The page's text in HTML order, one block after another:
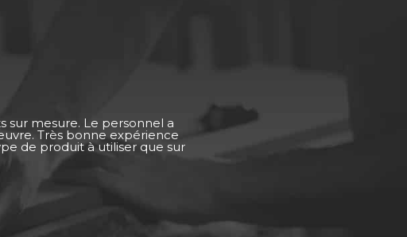
sur mesure. Le personnel a
Très bonne expérience
de produit à utiliser que sur